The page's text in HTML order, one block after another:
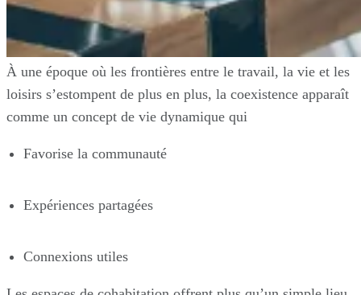
À une époque où les frontières entre le travail, la vie et les
loisirs s’estompent de plus en plus, la coexistence apparaît
comme un concept de vie dynamique qui
Favorise la communauté
Expériences partagées
Connexions utiles